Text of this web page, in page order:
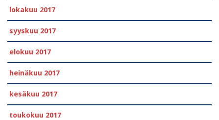
lokakuu 2017
syyskuu 2017
elokuu 2017
heinäkuu 2017
kesäkuu 2017
toukokuu 2017